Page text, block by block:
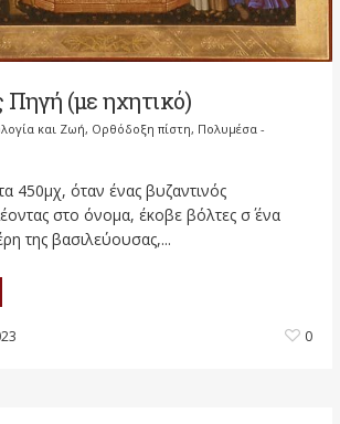
(με ηχητικό)
και Ζωή, Ορθόδοξη πίστη, Πολυμέσα -
450μχ, όταν ένας βυζαντινός
στο όνομα, έκοβε βόλτες σ΄ ένα
της βασιλεύουσας,...
0